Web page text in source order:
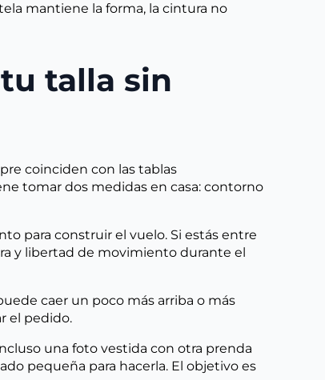
mantiene la forma, la cintura no
talla sin
coinciden con las tablas
tomar dos medidas en casa: contorno
para construir el vuelo. Si estás entre
y libertad de movimiento durante el
caer un poco más arriba o más
el pedido.
una foto vestida con otra prenda
pequeña para hacerla. El objetivo es